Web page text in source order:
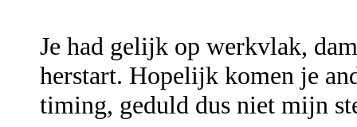
Je had gelijk op werkvlak,
herstart. Hopelijk komen je
timing, geduld dus niet mijn